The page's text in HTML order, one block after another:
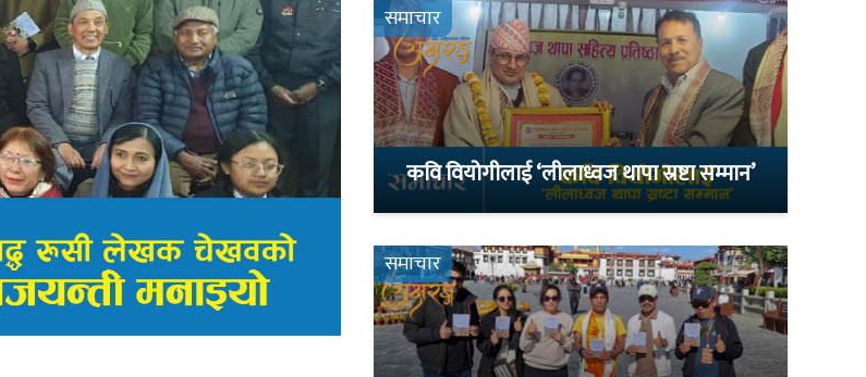
समाचार
कवि वियोगीलाई ‘लीलाध्वज थापा स्रष्टा सम्मान’
समाचार